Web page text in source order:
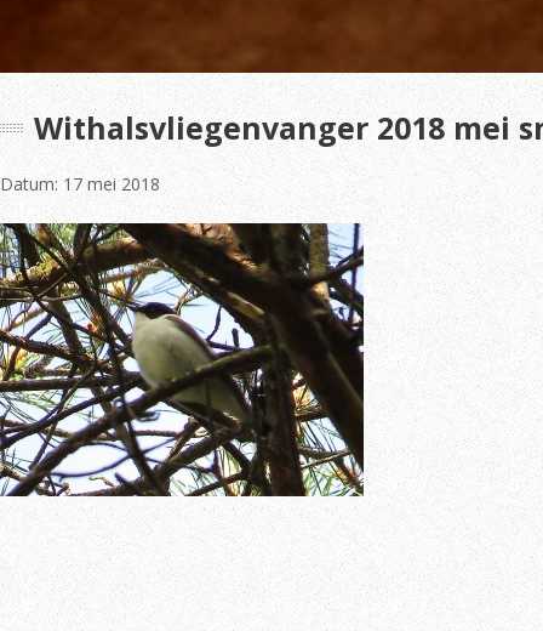
Withalsvliegenvanger 2018 mei
Datum: 17 mei 2018